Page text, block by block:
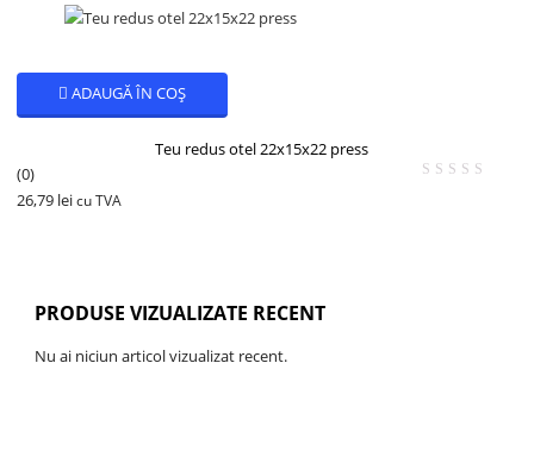
ADAUGĂ ÎN COȘ
Teu redus otel 22x15x22 press
(0)
26,79 lei cu TVA
PRODUSE VIZUALIZATE RECENT
Nu ai niciun articol vizualizat recent.